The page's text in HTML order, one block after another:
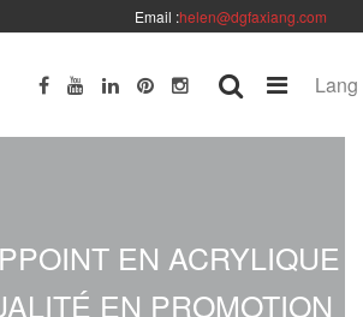
Email :helen@dgfaxiang.com
Lang
EN ACRYLIQUE
EN PROMOTION